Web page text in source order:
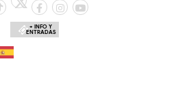
+ INFO Y
ENTRADAS